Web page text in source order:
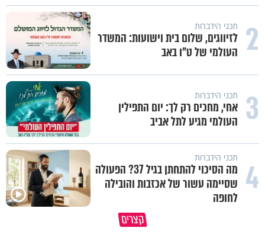
2 תכני הידברות
לזיווגים, שלום בית וישועות: המשדר
העולמי של ט"ו באב
3 תכני הידברות
אחי, מחכים רק לך: יום התפילין
העולמי מגיע לתל אביב
4 תכני הידברות
מה הסיכוי להתחתן בגיל 37? הפעולה
שסיימה עשור של אכזבות והובילה
לחופה
קצרים
כל אחד מאיתנו הוא עולם ומלואו
למה אנחנו לא רואים את